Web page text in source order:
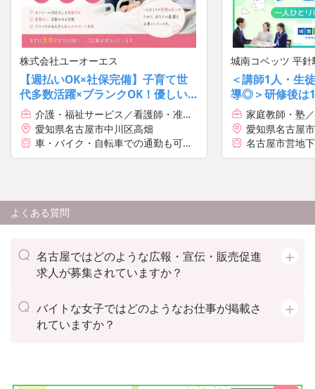
株式会社ユーオーエス
【週払いOK×社保完備】子育て世
代多数活躍×ブランクOK！優しい
施設長で安心×週2日〜◎
介護・福祉サービス／看護師・准看
護師
愛知県名古屋市中川区高畑
車・バイク・自転車での通勤も可
能！※規定有、希望される場合は事
城南コベッツ 平
＜講師1人・生
導◎＞研修後は
3,000円／駅チ
家庭教師・塾
愛知県名古屋
サンメゾン平
名古屋市営地
より徒歩4分
よくある質問
名古屋ではどのような広報・宣伝・販売促進
求人が募集されていますか？
バイトな女子ではどのようなお仕事が掲載さ
れていますか？